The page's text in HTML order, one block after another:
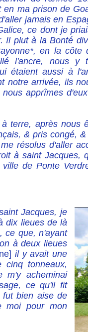
ma prison de
jamais en
ce dont je
Il plut à la Bonté
en la côte
l'ancre, nous y
étaient aussi à
notre arrivée, ils
apprîmes
terre, après nous
& pris congé,
résolus d'aller
à saint Jacques,
de Ponte
Jacques, je
dix lieues de là
ce que, n'ayant
à deux lieues
il y avait une
cinq tonneaux,
m'y acheminai
ce qu'il fit
fut bien aise de
moi pour mon